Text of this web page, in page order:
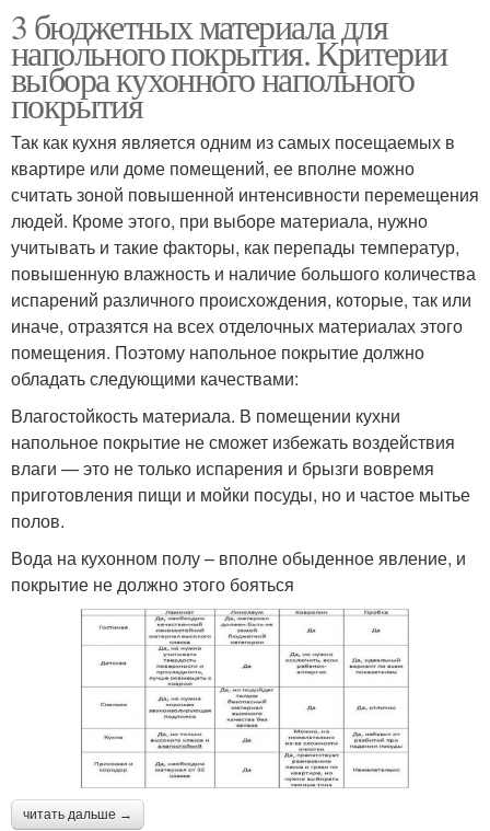
3 бюджетных материала для
напольного покрытия. Критерии
выбора кухонного напольного
покрытия
Так как кухня является одним из самых посещаемых в
квартире или доме помещений, ее вполне можно
считать зоной повышенной интенсивности перемещения
людей. Кроме этого, при выборе материала, нужно
учитывать и такие факторы, как перепады температур,
повышенную влажность и наличие большого количества
испарений различного происхождения, которые, так или
иначе, отразятся на всех отделочных материалах этого
помещения. Поэтому напольное покрытие должно
обладать следующими качествами:
Влагостойкость материала. В помещении кухни
напольное покрытие не сможет избежать воздействия
влаги — это не только испарения и брызги вовремя
приготовления пищи и мойки посуды, но и частое мытье
полов.
Вода на кухонном полу – вполне обыденное явление, и
покрытие не должно этого бояться
читать дальше →